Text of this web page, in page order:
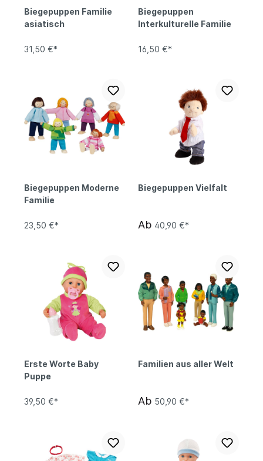
Biegepuppen Familie
asiatisch
31,50 €*
Biegepuppen
Interkulturelle Familie
16,50 €*
Biegepuppen Moderne
Familie
23,50 €*
Biegepuppen Vielfalt
Ab 40,90 €*
Erste Worte Baby
Puppe
39,50 €*
Familien aus aller Welt
Ab 50,90 €*